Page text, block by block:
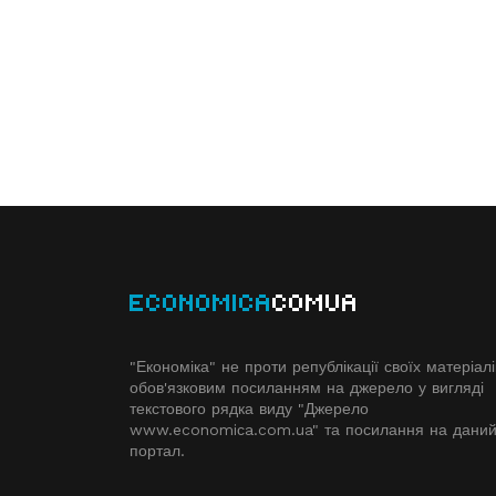
ECONOMICACOMUA
"Економіка" не проти републікації своїх
обов'язковим посиланням на джерело у вигляді
текстового рядка виду "Джерело
www.economiсa.com.ua" та посилання на даний
портал.